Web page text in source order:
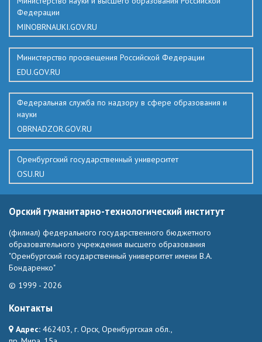
Федерации
MINOBRNAUKI.GOV.RU
Министерство просвещения Российской Федерации
EDU.GOV.RU
Федеральная служба по надзору в сфере образования и
науки
OBRNADZOR.GOV.RU
Оренбургский государственный университет
OSU.RU
Орский гуманитарно-технологический институт
(филиал) федерального государственного бюджетного
образовательного учреждения высшего образования
"Оренбургский государственный университет имени В.А.
Бондаренко"
© 1999 - 2026
Контакты
Адрес: 462403, г. Орск, Оренбургская обл.,